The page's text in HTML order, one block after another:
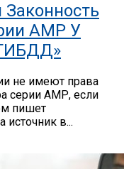
АМР У
не имеют права
серии АМР, если
пишет
источник в...